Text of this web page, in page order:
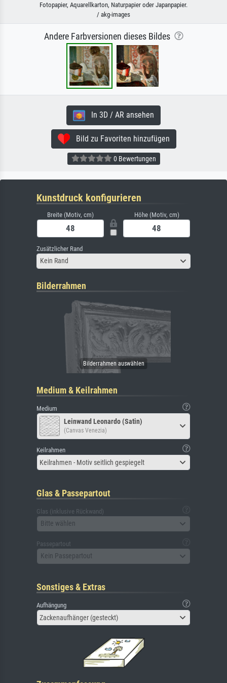
Fotopapier, Aquarellkarton, Naturpapier oder Japanpapier.
/ akg-images
Andere Farbversionen dieses Bildes
In 3D / AR ansehen
Bild zu Favoriten hinzufügen
0 Bewertungen
Kunstdruck konfigurieren
Breite (Motiv, cm) Höhe (Motiv, cm)
Zusätzlicher Rand
Kein Rand
Bilderrahmen
Medium & Keilrahmen
Medium
Leinwand Leonardo (Satin)
(Canvas Venezia)
Keilrahmen
Keilrahmen - Motiv seitlich gespiegelt
Glas & Passepartout
Glas (inklusive Rückwand)
Bitte wählen
Passepartout
Kein Passepartout
Sonstiges & Extras
Aufhängung
Zackenaufhänger (gesteckt)